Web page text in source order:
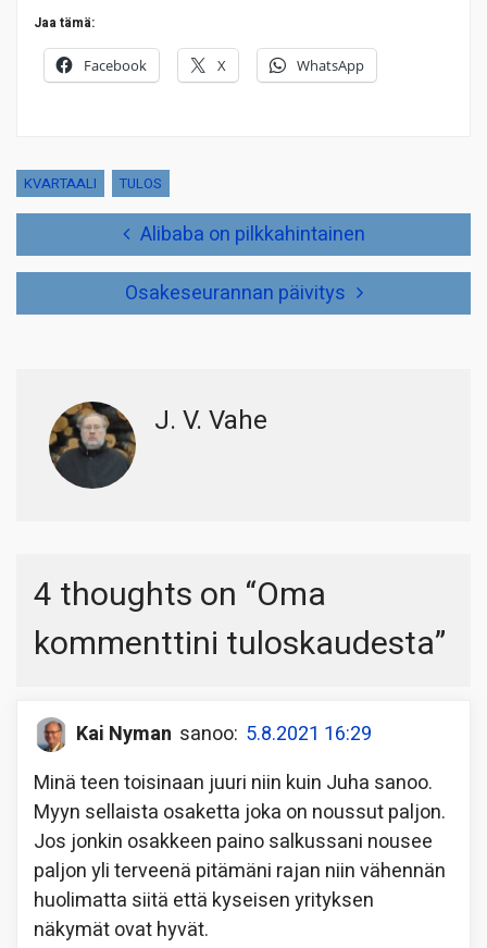
Jaa tämä:
Facebook X WhatsApp
KVARTAALI TULOS
Alibaba on pilkkahintainen
Osakeseurannan päivitys
J. V. Vahe
4 thoughts on “Oma
kommenttini tuloskaudesta”
Kai Nyman sanoo: 5.8.2021 16:29
Minä teen toisinaan juuri niin kuin Juha sanoo.
Myyn sellaista osaketta joka on noussut paljon.
Jos jonkin osakkeen paino salkussani nousee
paljon yli terveenä pitämäni rajan niin vähennän
huolimatta siitä että kyseisen yrityksen
näkymät ovat hyvät.